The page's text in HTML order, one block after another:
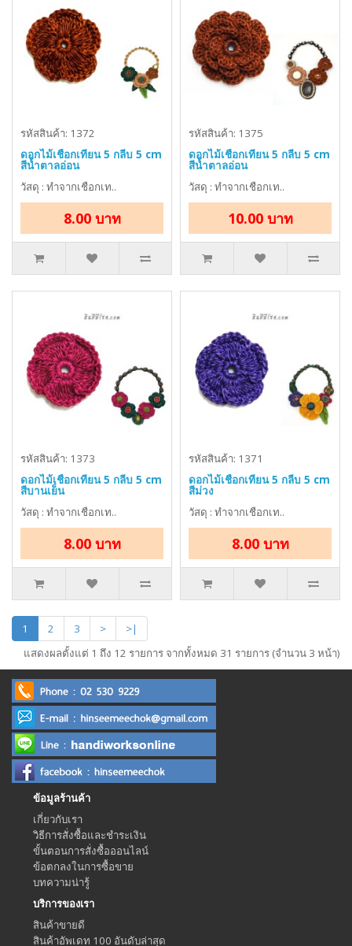
รหัสสินค้า: 1372
ดอกไม้เชือกเทียน 5 กลีบ 5 cm
สีน้ำตาลอ่อน
วัสดุ : ทำจากเชือกเท..
8.00 บาท
รหัสสินค้า: 1375
ดอกไม้เชือกเทียน 5 กลีบ 5 cm
สีน้ำตาลอ่อน
วัสดุ : ทำจากเชือกเท..
10.00 บาท
รหัสสินค้า: 1373
ดอกไม้เชือกเทียน 5 กลีบ 5 cm
สีบานเย็น
วัสดุ : ทำจากเชือกเท..
8.00 บาท
รหัสสินค้า: 1371
ดอกไม้เชือกเทียน 5 กลีบ 5 cm
สีม่วง
วัสดุ : ทำจากเชือกเท..
8.00 บาท
1 2 3 >
>|
แสดงผลตั้งแต่ 1 ถึง 12 รายการ จากทั้งหมด 31 รายการ (จำนวน 3 หน้า)
ข้อมูลร้านค้า
เกี่ยวกับเรา
วิธีการสั่งซื้อและชำระเงิน
ขั้นตอนการสั่งซื้อออนไลน์
ข้อตกลงในการซื้อขาย
บทความน่ารู้
บริการของเรา
สินค้าขายดี
สินค้าอัพเดท 100 อันดับล่าสุด